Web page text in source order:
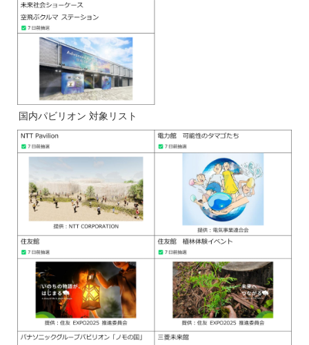
国内パビリオン 対象リスト